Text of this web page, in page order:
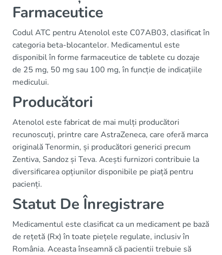
Farmaceutice
Codul ATC pentru Atenolol este C07AB03, clasificat în
categoria beta-blocantelor. Medicamentul este
disponibil în forme farmaceutice de tablete cu dozaje
de 25 mg, 50 mg sau 100 mg, în funcție de indicațiile
medicului.
Producători
Atenolol este fabricat de mai mulți producători
recunoscuți, printre care AstraZeneca, care oferă marca
originală Tenormin, și producători generici precum
Zentiva, Sandoz și Teva. Acești furnizori contribuie la
diversificarea opțiunilor disponibile pe piață pentru
pacienți.
Statut De Înregistrare
Medicamentul este clasificat ca un medicament pe bază
de rețetă (Rx) în toate piețele regulate, inclusiv în
România. Aceasta înseamnă că pacientii trebuie să